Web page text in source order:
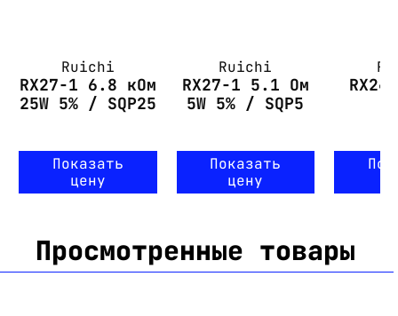
Ruichi
RX27-1 6.8 кОм
25W 5% / SQP25
Показать
цену
Ruichi
RX27-1 5.1 Ом
5W 5% / SQP5
Показать
цену
RX24
Просмотренные товары